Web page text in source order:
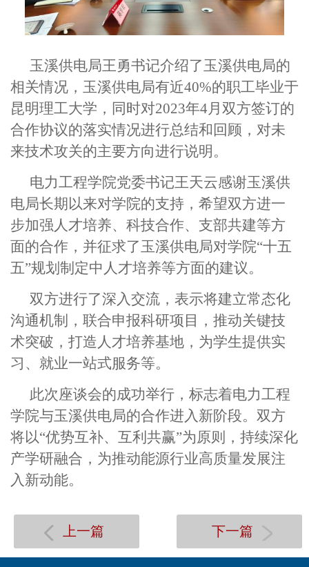
玉溪供电局王勇书记介绍了玉溪供电局的
相关情况，玉溪供电局有近40%的职工毕业于
昆明理工大学，同时对2023年4月双方签订的
合作协议的落实情况进行总结和回顾，对未
来技术攻关的主要方向进行说明。
电力工程学院党委书记王天云感谢玉溪供
电局长期以来对学院的支持，希望双方进一
步加强人才培养、科技合作、支部共建等方
面的合作，并征求了玉溪供电局对学院“十五
五”规划 制定中人才培养等方面的建议。
双方进行了深入交流，表示将建立常态化
沟通机制，联合申报科研项目，推动关键技
术突破，打造人才培养基地，为学生提供实
习、就业一站式服务等。
此次座谈会的成功举行，标志着电力工程
学院与玉溪供电局的合作进入新阶段。双方
将以“优势互补、互利共赢”为原则，持续深化
产学研融合，为推动能源行业高质量发展注
入新动能。
上一篇 下一篇